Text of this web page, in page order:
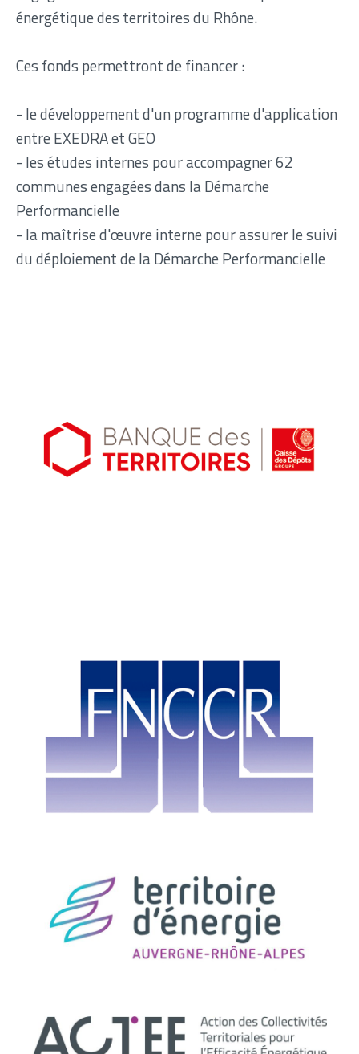
énergétique des territoires du Rhône.
Ces fonds permettront de financer :
- le développement d'un programme d'application
entre EXEDRA et GEO
- les études internes pour accompagner 62
communes engagées dans la Démarche
Performancielle
- la maîtrise d'œuvre interne pour assurer le suivi
du déploiement de la Démarche Performancielle